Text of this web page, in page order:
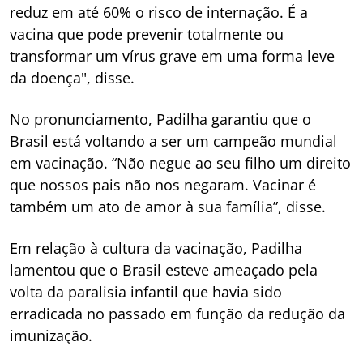
reduz em até 60% o risco de internação. É a
vacina que pode prevenir totalmente ou
transformar um vírus grave em uma forma leve
da doença", disse.
No pronunciamento, Padilha garantiu que o
Brasil está voltando a ser um campeão mundial
em vacinação. “Não negue ao seu filho um direito
que nossos pais não nos negaram. Vacinar é
também um ato de amor à sua família”, disse.
Em relação à cultura da vacinação, Padilha
lamentou que o Brasil esteve ameaçado pela
volta da paralisia infantil que havia sido
erradicada no passado em função da redução da
imunização.